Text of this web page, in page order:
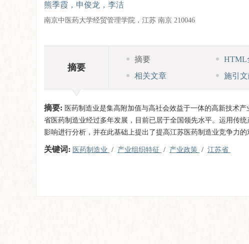
熊季霞，申俊龙，李洁
南京中医药大学经贸管理学院，江苏 南京 210046
摘要
摘要 HTML
相关文章
施引
摘要: 医药制造业是集高附加值与高社会效益于一体的高新技术
省医药制造业经过多年发展，目前已居于全国领先水平。运用传
影响进行分析，并在此基础上提出了提高江苏医药制造业竞争力的
关键词: 医药制造业 / 产业组织特征 / 产业政策 / 江苏省